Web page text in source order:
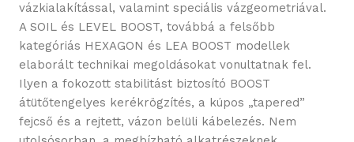
vázkialakítással, valamint speciális vázgeometriával.
A SOIL és LEVEL BOOST, továbbá a felsőbb
kategóriás HEXAGON és LEA BOOST modellek
elaborált technikai megoldásokat vonultatnak fel.
Ilyen a fokozott stabilitást biztosító BOOST
átütőtengelyes kerékrögzítés, a kúpos „tapered”
fejcső és a rejtett, vázon belüli kábelezés. Nem